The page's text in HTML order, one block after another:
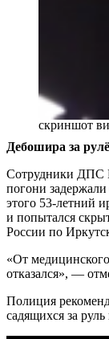
скриншот
Дебошира за
Сотрудники ДПС
погони
этого 53-летний
и попытался
России по
«От
отказался», —
Полиция
садящихся за